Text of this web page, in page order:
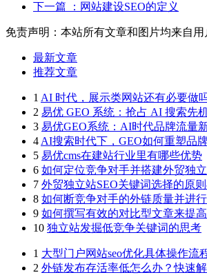
下一篇
：网站建设SEO的定义
免责声明：本站所有文章和图片均来自
最新文章
推荐文章
1 AI 时代，展示类网站还有必要做
2 易优 GEO 系统：抢占 AI 搜索先
3 易优GEO系统：AI时代品牌流量
4 AI搜索时代下，GEO如何重塑品
5 易优cms在建站行业里有哪些优势
6 如何定位竞争对手并搭建外贸独
7 外贸独立站SEO关键词选择的原
8 如何断竞争对手的外链质量并进
9 如何撰写有效的对比型文章来提
10 独立站发掘低竞争关键词的思考
1 大型门户网站seo优化具体操作流
2 外链发布存活率低怎么办？快速